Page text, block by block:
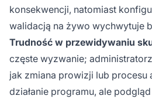
konsekwencji, natomiast
walidacją na żywo wychwytuje
Trudność w przewidywaniu
częste wyzwanie;
jak zmiana prowizji lub procesu
działanie programu, ale